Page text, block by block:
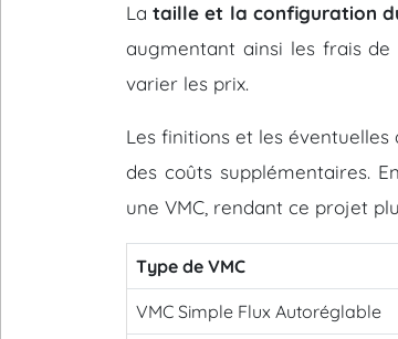
Lataille et la configuration
augmentant ainsi les frais de
varier les prix.
Les finitions et les
des coûts supplémentaires.
une VMC, rendant ce projet
Type de VMC
VMC Simple Flux Autoréglable